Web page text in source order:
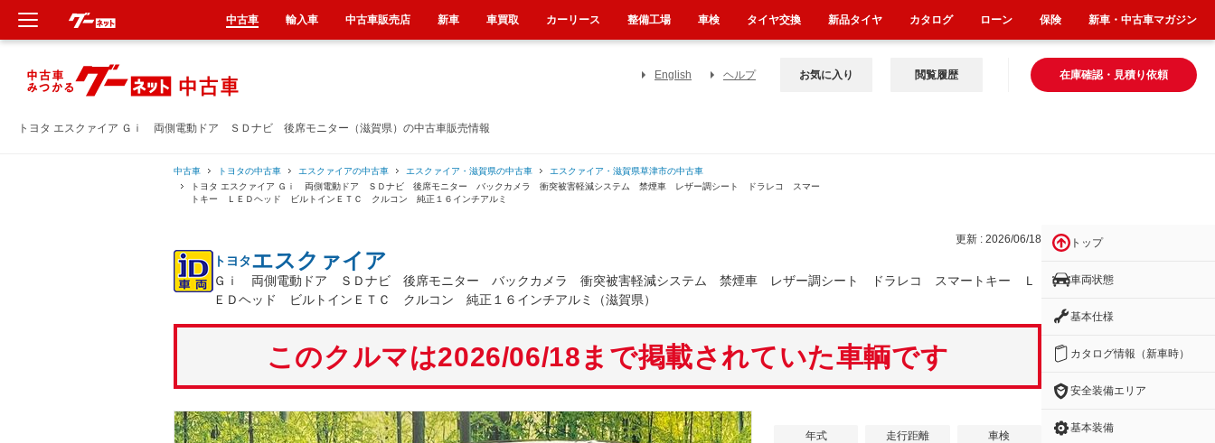
トヨタ エスクァイア Ｇｉ 両側電動ドア ＳＤナビ 後席モニター（滋賀県）の中古車販売情報
English ヘルプ 在庫確認・見積り依頼
お気に入り 閲覧履歴
中古車 トヨタの中古車 エスクァイアの中古車 エスクァイア・滋賀県の中古車
エスクァイア・滋賀県草津市の中古車
トヨタ エスクァイア Ｇｉ 両側電動ドア ＳＤナビ 後席モニター バックカメラ 衝突被害軽減システム 禁煙車 レザー調シート ドラレコ スマー
トキー ＬＥＤヘッド ビルトインＥＴＣ クルコン 純正１６インチアルミ
更新 : 2026/06/18
トヨタエスクァイア
Ｇｉ 両側電動ドア ＳＤナビ 後席モニター バックカメラ 衝突被害軽減システム 禁煙車 レザー調シート ドラレコ スマートキー Ｌ
ＥＤヘッド ビルトインＥＴＣ クルコン 純正１６インチアルミ（滋賀県）
このクルマは2026/06/18まで掲載されていた車輌です
年式 走行距離 車検
トップ
車両状態
基本仕様
カタログ情報（新車時）
安全装備エリア
基本装備
中古車 輸入車 中古車販売店 新車 車買取 カーリース 整備工場 車検 タイヤ交換 新品タイヤ カタログ ローン 保険 新車・中古車マガジン
新車
中古車